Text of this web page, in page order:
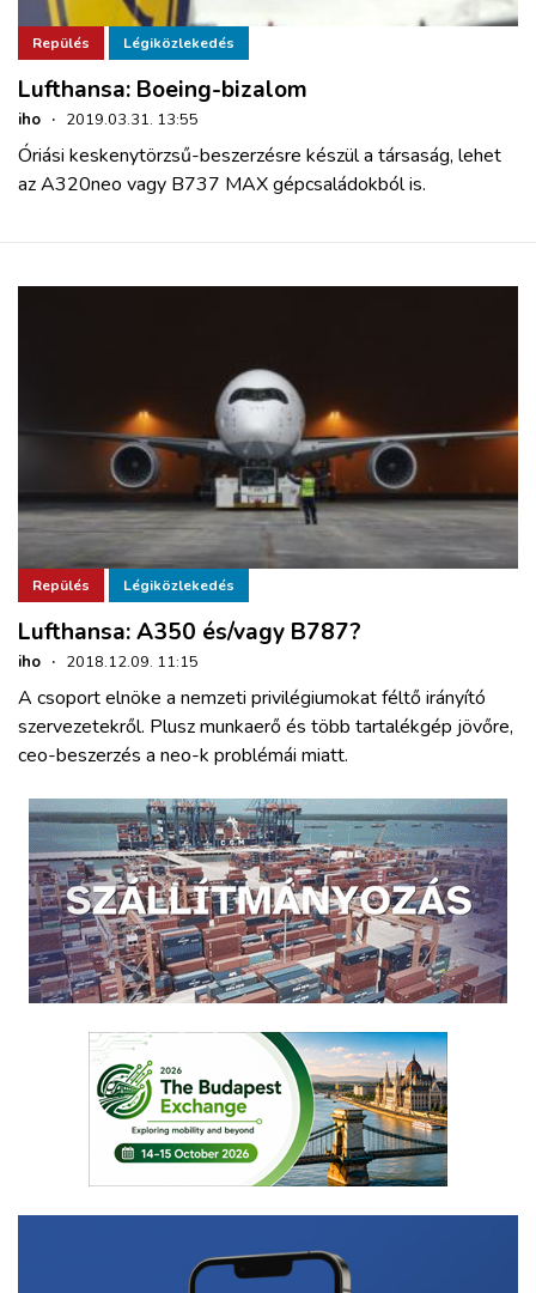
Repülés Légiközlekedés
Lufthansa: Boeing-bizalom
iho · 2019.03.31. 13:55
Óriási keskenytörzsű-beszerzésre készül a társaság, lehet
az A320neo vagy B737 MAX gépcsaládokból is.
Repülés Légiközlekedés
Lufthansa: A350 és/vagy B787?
iho · 2018.12.09. 11:15
A csoport elnöke a nemzeti privilégiumokat féltő irányító
szervezetekről. Plusz munkaerő és több tartalékgép jövőre,
ceo-beszerzés a neo-k problémái miatt.